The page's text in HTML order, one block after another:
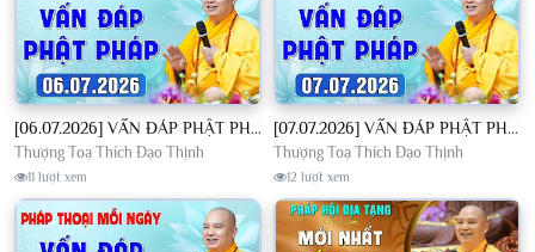
[06.07.2026] VẤN ĐÁP PHẬT PHÁP - Nghe Thầy giảng Pháp mỗi ngày CÔNG ĐỨC VÔ LƯỢNG│TT. Thích Đạo Thịnh
Thượng Toạ Thích Đạo Thịnh
11 lượt xem
[07.07.2026] VẤN ĐÁP PHẬT PHÁP - Nghe Thầy giảng Pháp mỗi ngày CÔNG ĐỨC VÔ LƯỢNG│TT. Thích Đạo Thịnh
Thượng Toạ Thích Đạo Thịnh
12 lượt xem